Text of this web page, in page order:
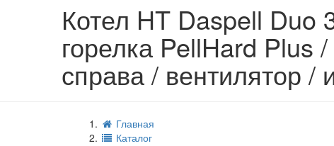
Котел HT Daspell Duo
горелка PellHard Plus
справа / вентилятор /
Главная
Каталог